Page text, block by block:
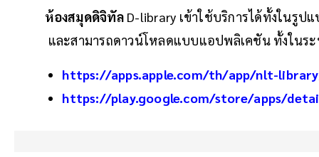
ห้องสมุดดิจิทัล D-library เข้าใช้บริการได้ทั้งในรูป
และสามารถดาวน์โหลดแบบแอปพลิเคชัน ทั้งในร
https://apps.apple.com/th/app/nlt-
https://play.google.com/store/apps/